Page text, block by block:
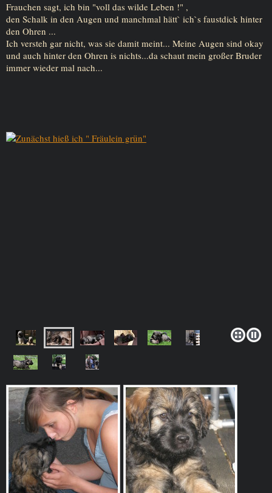
Frauchen sagt, ich bin "voll das wilde Leben !" ,
den Schalk in den Augen und manchmal hätt` ich`s faustdick hinter
den Ohren ...
Ich versteh gar nicht, was sie damit meint... Meine Augen sind okay
und auch hinter den Ohren is nichts...da schaut mein großer Bruder
immer wieder mal nach...